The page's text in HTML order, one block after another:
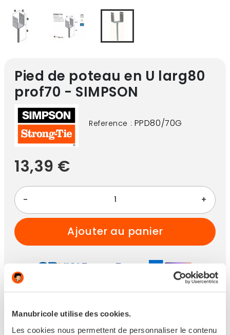
Manubricole utilise des cookies.
Les cookies nous permettent de personnaliser le contenu
Pied de poteau en U larg80
prof70 - SIMPSON
Reference : PPD80/70G
13,39 €
- +
ajouter au panier